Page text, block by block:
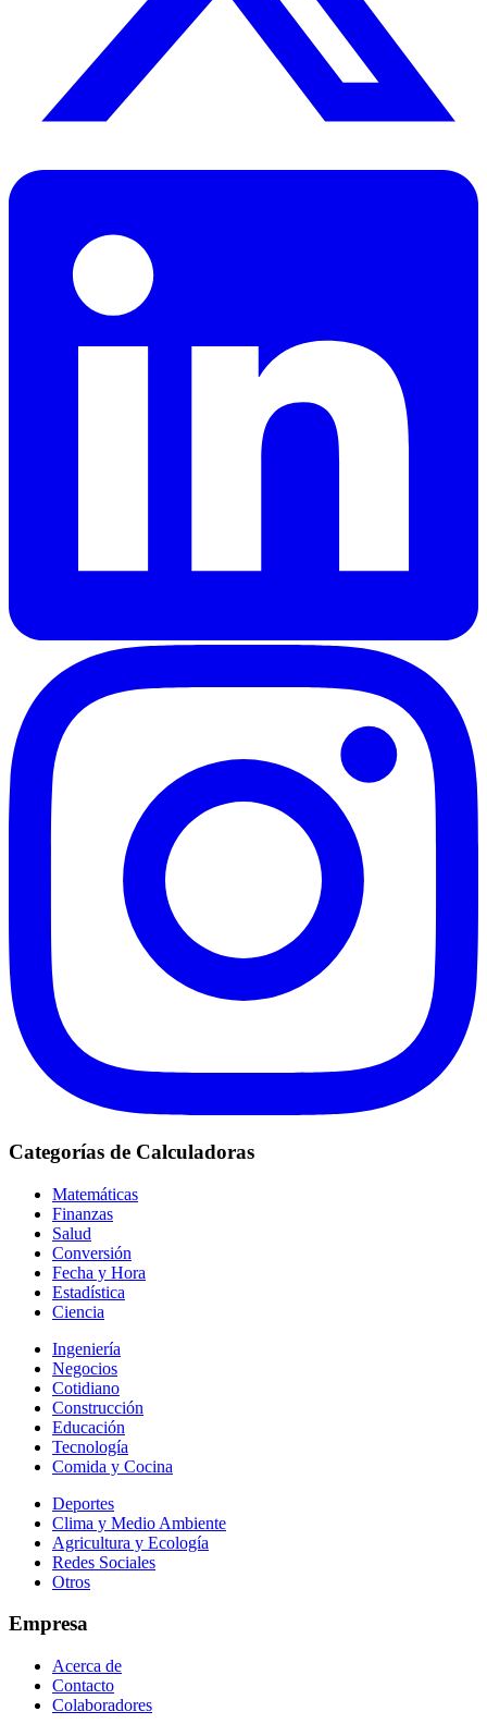
Categorías de Calculadoras
Matemáticas
Finanzas
Salud
Conversión
Fecha y Hora
Estadística
Ciencia
Ingeniería
Negocios
Cotidiano
Construcción
Educación
Tecnología
Comida y Cocina
Deportes
Clima y Medio Ambiente
Agricultura y Ecología
Redes Sociales
Otros
Empresa
Acerca de
Contacto
Colaboradores